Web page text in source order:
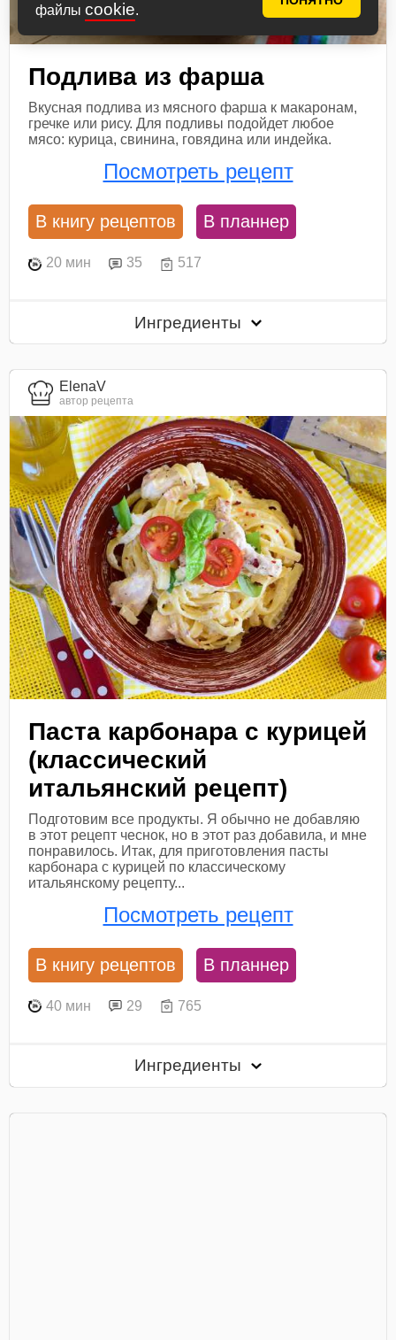
файлы cookie.
Подлива из фарша
Вкусная подлива из мясного фарша к макаронам,
гречке или рису. Для подливы подойдет любое
мясо: курица, свинина, говядина или индейка.
Посмотреть рецепт
В книгу рецептов В планнер
20 мин 35 517
Ингредиенты
ElenaV
автор рецепта
Паста карбонара с курицей
(классический
итальянский рецепт)
Подготовим все продукты. Я обычно не добавляю
в этот рецепт чеснок, но в этот раз добавила, и мне
понравилось. Итак, для приготовления пасты
карбонара с курицей по классическому
итальянскому рецепту...
Посмотреть рецепт
В книгу рецептов В планнер
40 мин 29 765
Ингредиенты